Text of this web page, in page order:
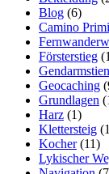
Blog (6)
Camino
Försterstieg
Gendarmstien
Geocaching
Grundlagen
Harz (1)
Klettersteig
Kocher(11)
Lykischer